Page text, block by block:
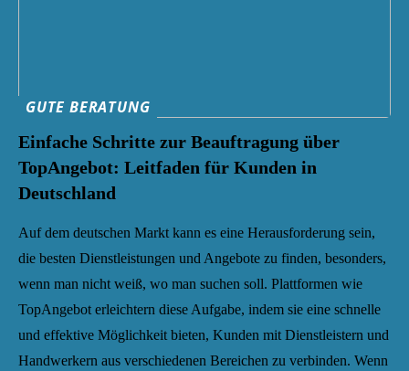
GUTE BERATUNG
Einfache Schritte zur Beauftragung über
TopAngebot: Leitfaden für Kunden in
Deutschland
Auf dem deutschen Markt kann es eine Herausforderung sein,
die besten Dienstleistungen und Angebote zu finden, besonders,
wenn man nicht weiß, wo man suchen soll. Plattformen wie
TopAngebot erleichtern diese Aufgabe, indem sie eine schnelle
und effektive Möglichkeit bieten, Kunden mit Dienstleistern und
Handwerkern aus verschiedenen Bereichen zu verbinden. Wenn